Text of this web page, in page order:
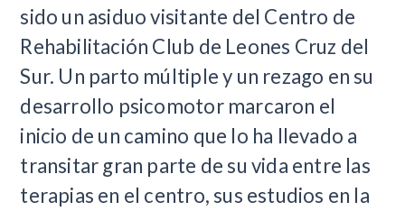
sido un asiduo visitante del Centro de
Rehabilitación Club de Leones Cruz del
Sur. Un parto múltiple y un rezago en su
desarrollo psicomotor marcaron el
inicio de un camino que lo ha llevado a
transitar gran parte de su vida entre las
terapias en el centro, sus estudios en la